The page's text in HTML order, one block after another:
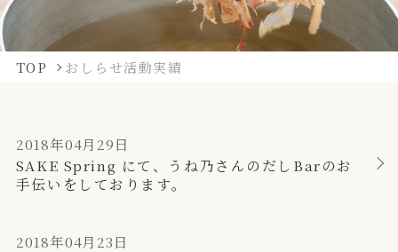
TOP おしらせ活動実績
2018年04月29日
SAKE Spring にて、うね乃さんのだしBarのお
手伝いをしております。
2018年04月23日